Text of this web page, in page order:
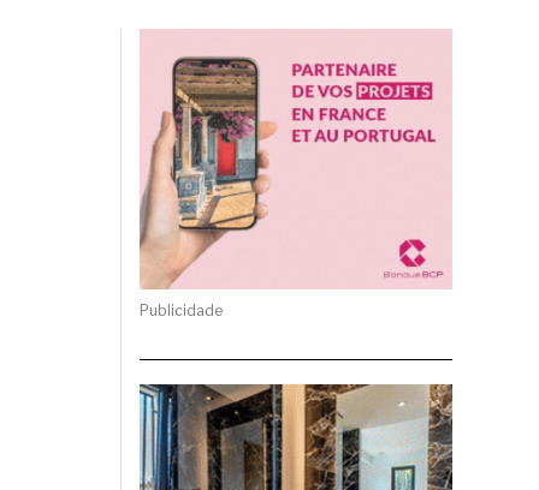
Publicidade